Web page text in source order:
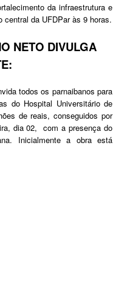
da infraestrutura e
da UFDPar às 9 horas.
NETO DIVULGA
todos os parnaibanos para
do Hospital Universitário de
de reais, conseguidos por
dia 02, com a presença do
Inicialmente a obra está